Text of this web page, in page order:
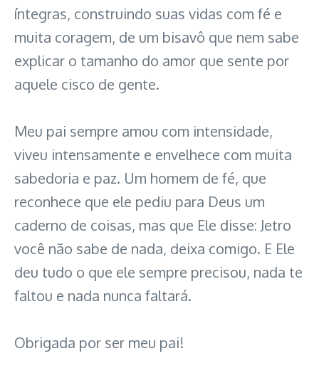
íntegras, construindo suas vidas com fé e
muita coragem, de um bisavô que nem sabe
explicar o tamanho do amor que sente por
aquele cisco de gente.
Meu pai sempre amou com intensidade,
viveu intensamente e envelhece com muita
sabedoria e paz. Um homem de fé, que
reconhece que ele pediu para Deus um
caderno de coisas, mas que Ele disse: Jetro
você não sabe de nada, deixa comigo. E Ele
deu tudo o que ele sempre precisou, nada te
faltou e nada nunca faltará.
Obrigada por ser meu pai!